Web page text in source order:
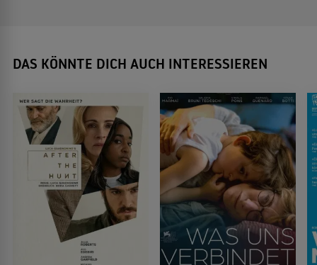
DAS KÖNNTE DICH AUCH INTERESSIEREN